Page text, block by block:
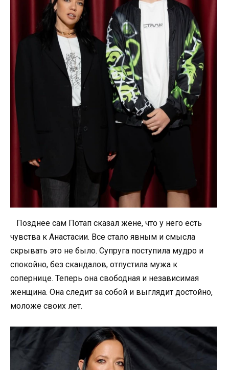
Позднее сам Потап сказал жене, что у него есть
чувства к Анастасии. Все стало явным и смысла
скрывать это не было. Супруга поступила мудро и
спокойно, без скандалов, отпустила мужа к
сопернице. Теперь она свободная и независимая
женщина. Она следит за собой и выглядит достойно,
моложе своих лет.